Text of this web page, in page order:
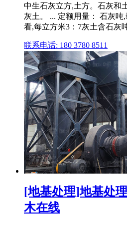
中生石灰立方,土方。石灰和
灰土。 ... 定额用量： 石灰
看,每立方米3：7灰土含石灰
联系电话: 180 3780 8511
[地基处理]地基处
木在线